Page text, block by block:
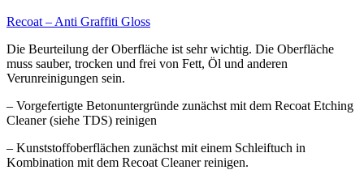
Recoat – Anti Graffiti Gloss
Die Beurteilung der Oberfläche ist sehr wichtig. Die Oberfläche
muss sauber, trocken und frei von Fett, Öl und anderen
Verunreinigungen sein.
– Vorgefertigte Betonuntergründe zunächst mit dem Recoat Etching
Cleaner (siehe TDS) reinigen
– Kunststoffoberflächen zunächst mit einem Schleiftuch in
Kombination mit dem Recoat Cleaner reinigen.